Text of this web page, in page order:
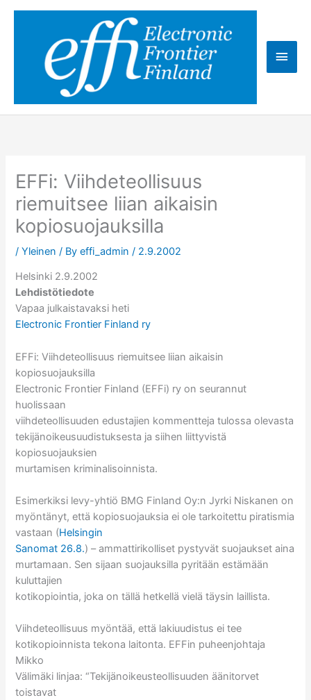
Main
EFFi: Viihdeteollisuus
riemuitsee liian aikaisin
kopiosuojauksilla
/Yleinen / Byeffi_admin/ 2.9.2002
Helsinki 2.9.2002
Lehdistötiedote
Vapaa julkaistavaksi heti
Electronic Frontier Finland ry
EFFi: Viihdeteollisuus riemuitsee liian aikaisin
kopiosuojauksilla
Electronic Frontier Finland (EFFi) ry on seurannut
huolissaan
viihdeteollisuuden edustajien kommentteja tulossa olevasta
tekijänoikeusuudistuksesta ja siihen liittyvistä
kopiosuojauksien
murtamisen kriminalisoinnista.
Esimerkiksi levy-yhtiö BMG Finland Oy:n Jyrki Niskanen on
myöntänyt, että kopiosuojauksia ei ole tarkoitettu piratismia
vastaan (Helsingin
Sanomat 26.8.) – ammattirikolliset pystyvät suojaukset aina
murtamaan. Sen sijaan suojauksilla pyritään estämään
kuluttajien
kotikopiointia, joka on tällä hetkellä vielä täysin laillista.
Viihdeteollisuus myöntää, että lakiuudistus ei tee
kotikopioinnista tekona laitonta. EFFin puheenjohtaja
Mikko
Välimäki linjaa: “Tekijänoikeusteollisuuden äänitorvet
toistavat